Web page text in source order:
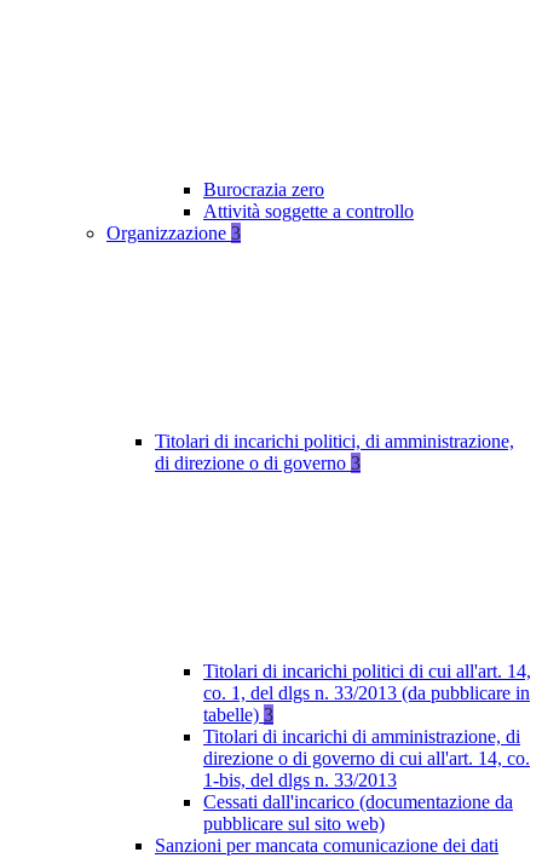
Burocrazia zero
Attività soggette a controllo
Organizzazione 3
Titolari di incarichi politici, di amministrazione,
di direzione o di governo 3
Titolari di incarichi politici di cui all'art. 14,
co. 1, del dlgs n. 33/2013 (da pubblicare in
tabelle) 3
Titolari di incarichi di amministrazione, di
direzione o di governo di cui all'art. 14, co.
1-bis, del dlgs n. 33/2013
Cessati dall'incarico (documentazione da
pubblicare sul sito web)
Sanzioni per mancata comunicazione dei dati